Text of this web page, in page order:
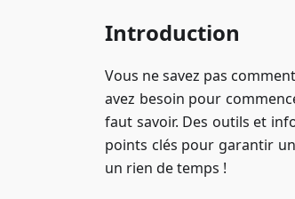
Introduction
Vous ne savez pas
avez besoin pour
faut savoir. Des outils et
points clés pour garantir
un rien de temps !